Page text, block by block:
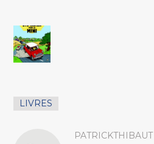
LIVRES
PATRICKTHIBAUT